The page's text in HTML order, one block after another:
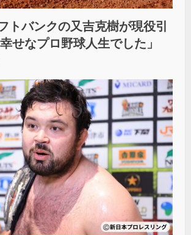
トバンクの又吉克樹が現役引
せなプロ野球人生でした」